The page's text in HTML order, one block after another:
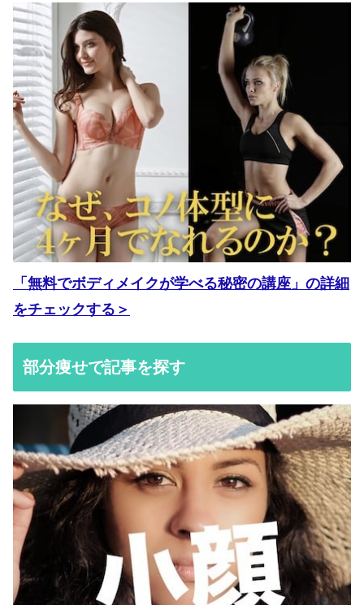
「無料でボディメイクが学べる秘密の講座」の詳細
をチェックする＞
部分痩せで記事を探す